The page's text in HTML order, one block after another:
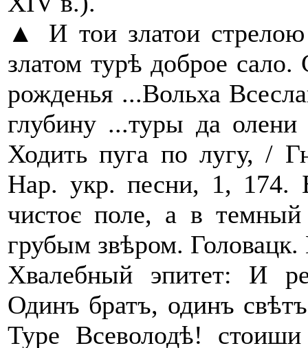
▲ И тои златои стрелою
златом турѣ доброе
рожденья ...Вольха
глубину ...туры да
Ходить пуга по лугу, /
Нар. укр. песни, 1, 174.
чистоє поле, а в
грубым звѣром.
Хвалебный эпитет: И
Одинъ братъ, одинъ
Туре Всеволодѣ!